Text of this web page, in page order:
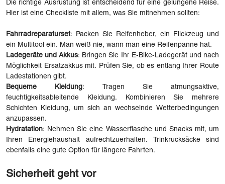
Die richtige Ausrüstung ist entscheidend für eine gelungene Reise.
Hier ist eine Checkliste mit allem, was Sie mitnehmen sollten:
Fahrradreparaturset: Packen Sie Reifenheber, ein Flickzeug und
ein Multitool ein. Man weiß nie, wann man eine Reifenpanne hat.
Ladegeräte und Akkus: Bringen Sie Ihr E-Bike-Ladegerät und nach
Möglichkeit Ersatzakkus mit. Prüfen Sie, ob es entlang Ihrer Route
Ladestationen gibt.
Bequeme Kleidung: Tragen Sie atmungsaktive,
feuchtigkeitsableitende Kleidung. Kombinieren Sie mehrere
Schichten Kleidung, um sich an wechselnde Wetterbedingungen
anzupassen.
Hydratation: Nehmen Sie eine Wasserflasche und Snacks mit, um
Ihren Energiehaushalt aufrechtzuerhalten. Trinkrucksäcke sind
ebenfalls eine gute Option für längere Fahrten.
Sicherheit geht vor